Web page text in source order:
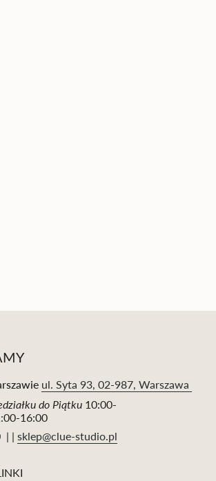
ul. Syta 93, 02-987, Warszawa
do Piątku 10:00-
16:00
| | sklep@clue-studio.pl